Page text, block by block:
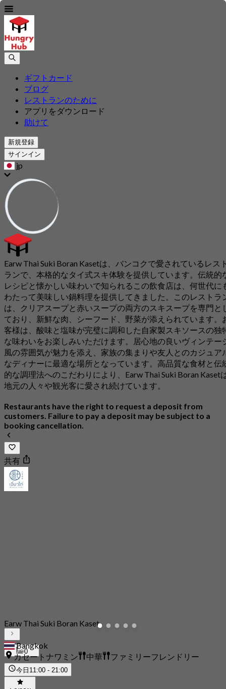
ギフトカード
ブログ
レストランのために
アプリをダウンロード
助けて
新規登録
サインイン
jp
Earw Thai Suki Boran Kasetは、バンコクで愛されているレス
ランで、本格的なタイ式スキ体験を提供しています。伝統的
レシピと懐かしい味わいで知られるこの飲食店は、何世代に
わたって美味しい鍋料理を提供してきました。このレストラ
は、クリアスープと赤いスープの両方のスキスープを専門と
ており、新鮮な肉、シーフード、野菜が添えられています。
客様は、酸味と塩味が完璧に調和した自家製スキソースの独
な味わいをお楽しみいただけます。居心地の良いヴィンテー
風の雰囲気が魅力を添え、家族の集まりや友人とのカジュア
なディナーに最適な場所となっています。高品質な食材と伝
的な調理法へのこだわりにより、Earw Thai Suki Boran Kaset
地元の人々や観光客に愛され続けています。
Restaurants have the right to request a deposit from
customers. Failure to pay a deposit may be subject to a
booking cancellation.
共有
0
Earw Thai Suki Boran Kaset
Bangkok
カセートナワミン
中華 ファミリーフレンドリー
今日 11:00 - 21:00